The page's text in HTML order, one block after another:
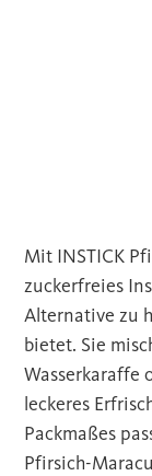
Mit INSTICK
zuckerfreies
Alternative zu
bietet. Sie
Wasserkaraffe
leckeres
Packmaßes
Pfirsich-